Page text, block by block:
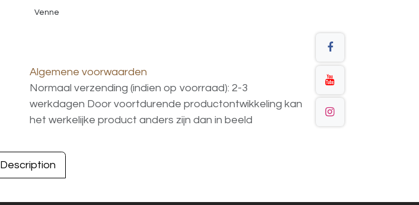
Venne
Algemene voorwaarden
Normaal verzending (indien op voorraad): 2-3
werkdagen Door voortdurende productontwikkeling kan
het werkelijke product anders zijn dan in beeld
Description